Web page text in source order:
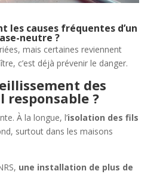
les causes fréquentes d’un
neutre ?
mais certaines reviennent
c’est déjà prévenir le danger.
des
responsable ?
À la longue, l’isolation des fils
surtout dans les maisons
une installation de plus de